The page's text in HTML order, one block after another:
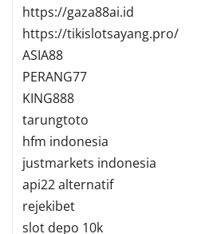
https://gaza88ai.id
https://tikislotsayang.pro/
ASIA88
PERANG77
KING888
tarungtoto
hfm indonesia
justmarkets indonesia
api22 alternatif
rejekibet
slot depo 10k